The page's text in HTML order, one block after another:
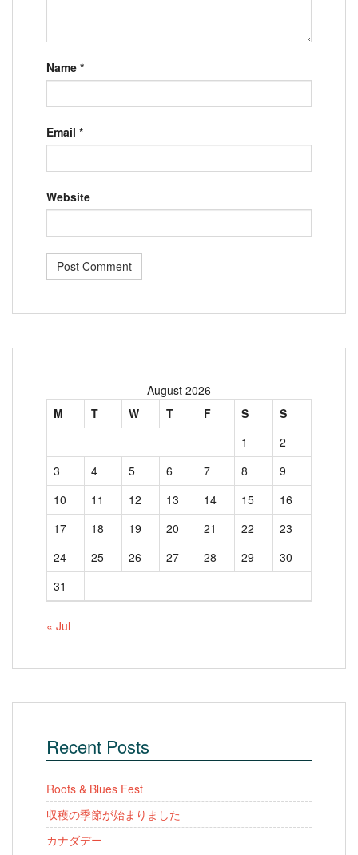
Name *
Email *
Website
August 2026
M
T W T F S
S
1
2
3
4 5 6 7 8
9
10
11 12 13 14 15
16
17
18 19 20 21 22
23
24
25 26 27 28 29
30
31
« Jul
Recent Posts
Roots & Blues Fest
収穫の季節が始まりました
カナダデー